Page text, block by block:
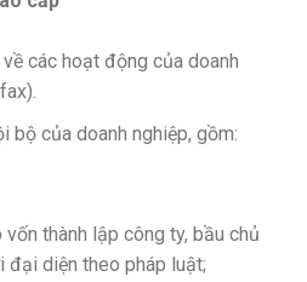
các hoạt động của doanh
bộ của doanh nghiệp, gồm:
vốn thành lập công ty, bầu chủ
đại diện theo pháp luật;